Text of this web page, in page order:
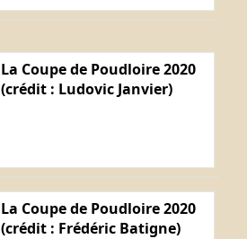
La Coupe de Poudloire 2020
(crédit : Ludovic Janvier)
La Coupe de Poudloire 2020
(crédit : Frédéric Batigne)